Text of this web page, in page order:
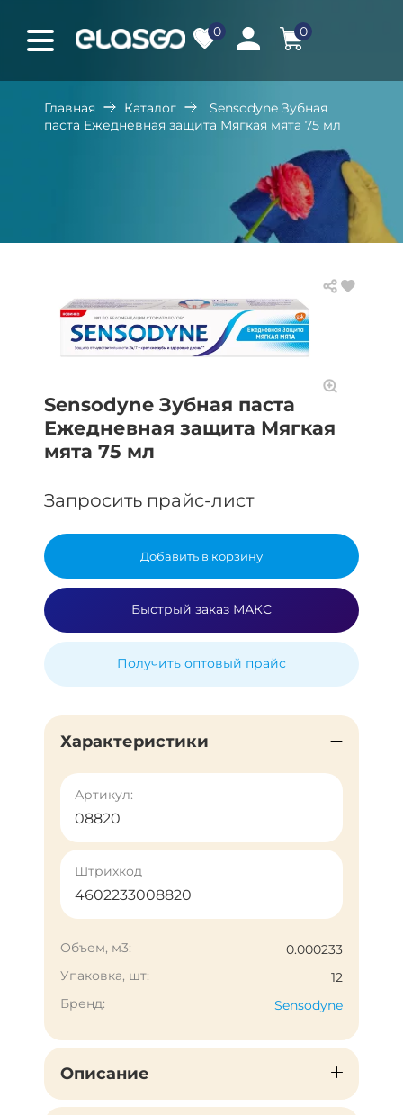
0 0
Главная Каталог
Sensodyne Зубная
паста Ежедневная защита Мягкая мята 75 мл
Sensodyne Зубная паста
Ежедневная защита Мягкая
мята 75 мл
Запросить прайс-лист
Добавить в корзину
Быстрый заказ МАКС
Получить оптовый прайс
Характеристики
Артикул:
08820
Штрихкод
4602233008820
Объем, м3:
0.000233
Упаковка, шт:
12
Бренд:
Sensodyne
Описание